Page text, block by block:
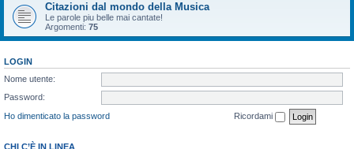
Citazioni dal mondo della Musica
Le parole piu belle mai cantate!
Argomenti: 75
LOGIN
Nome utente:
Password:
Ho dimenticato la password
Ricordami
CHI C’È IN LINEA